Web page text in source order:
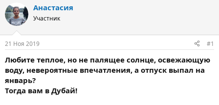
т
о
р
т
е
м
ы
т
н
а
л
Анастасия
Участник
21 Ноя 2019 #1
Любите теплое, но не палящее солнце, освежающую
воду, невероятные впечатления, а отпуск выпал на
январь?
Тогда вам в Дубай!